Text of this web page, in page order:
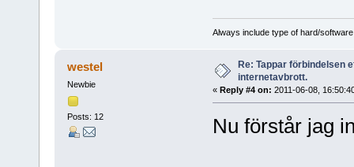
Always include type of hard/
westel
Newbie
Posts: 12
Re: Tappar förbindelsen
internetavbrott.
« Reply #4 on: 2011-06-08,
Nu förstår jag